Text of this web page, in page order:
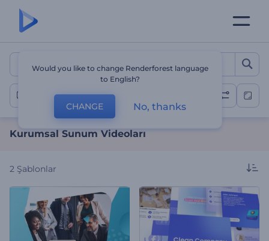
Kurumsal Sunum
Kurumsal
Kurumsal Sunum Videoları
2 Şablonlar
Would you like to change Renderforest language
to English?
CHANGE No, thanks